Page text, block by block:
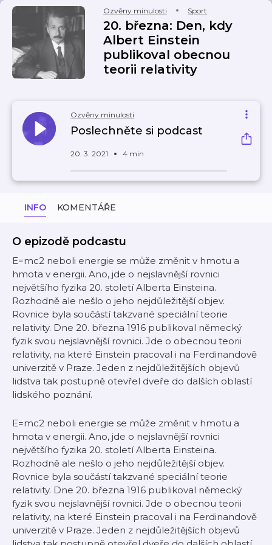
Ozvěny minulosti Sport
20. března: Den, kdy
Albert Einstein
publikoval obecnou
teorii relativity
Ozvěny minulosti
Poslechněte si podcast
20. 3. 2021 4 min
INFO KOMENTÁŘE
O epizodě podcastu
E=mc2 neboli energie se může změnit v hmotu a
hmota v energii. Ano, jde o nejslavnější rovnici
největšího fyzika 20. století Alberta Einsteina.
Rozhodně ale nešlo o jeho nejdůležitější objev.
Rovnice byla součástí takzvané speciální teorie
relativity. Dne 20. března 1916 publikoval německý
fyzik svou nejslavnější rovnici. Jde o obecnou teorii
relativity, na které Einstein pracoval i na Ferdinandově
univerzitě v Praze. Jeden z nejdůležitějších objevů
lidstva tak postupně otevřel dveře do dalších oblastí
lidského poznání.
E=mc2 neboli energie se může změnit v hmotu a
hmota v energii. Ano, jde o nejslavnější rovnici
největšího fyzika 20. století Alberta Einsteina.
Rozhodně ale nešlo o jeho nejdůležitější objev.
Rovnice byla součástí takzvané speciální teorie
relativity. Dne 20. března 1916 publikoval německý
fyzik svou nejslavnější rovnici. Jde o obecnou teorii
relativity, na které Einstein pracoval i na Ferdinandově
univerzitě v Praze. Jeden z nejdůležitějších objevů